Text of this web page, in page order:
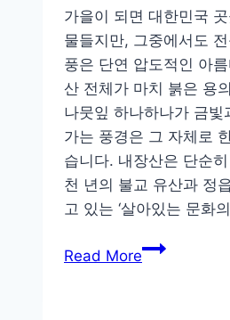
운
동
의
모
든
것
가을이 되면 대한민국
물들지만, 그중에서도
풍은 단연 압도적인 아
산 전체가 마치 붉은 용
나뭇잎 하나하나가 금빛
가는 풍경은 그 자체로
습니다. 내장산은 단순
천 년의 불교 유산과 정
고 있는 ‘살아있는 문화
Read More내